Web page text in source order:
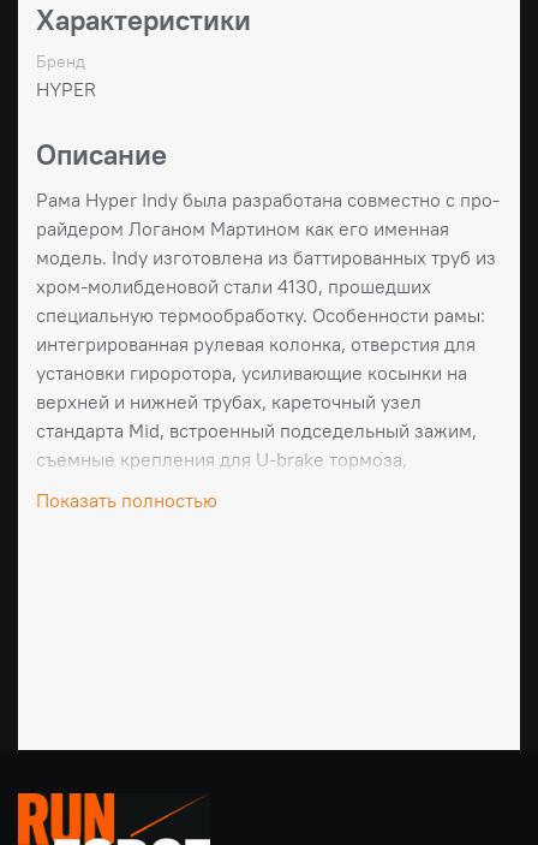
Характеристики
Бренд
HYPER
Описание
Рама Hyper Indy была разработана совместно с про-
райдером Логаном Мартином как его именная
модель. Indy изготовлена ​​из баттированных труб из
хром-молибденовой стали 4130, прошедших
специальную термообработку. Особенности рамы:
интегрированная рулевая колонка, отверстия для
установки гироротора, усиливающие косынки на
верхней и нижней трубах, кареточный узел
стандарта Mid, встроенный подседельный зажим,
съемные крепления для U-brake тормоза,
перемычка между верхними перьями с логотипом
Угол подседельной трубы: 71 градус
Стандарт каретки: Mid
Показать полностью